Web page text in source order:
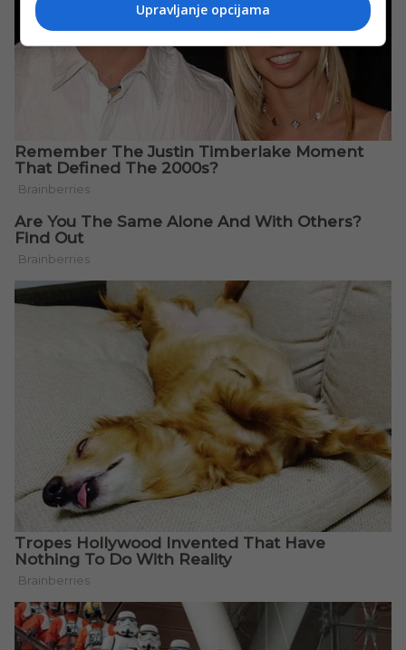
Upravljanje opcijama